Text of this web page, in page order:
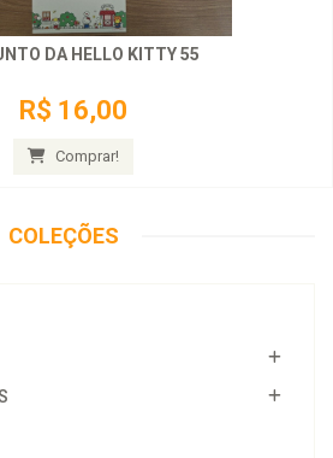
DA HELLO KITTY 55
R$ 16,00
Comprar!
COLEÇÕES